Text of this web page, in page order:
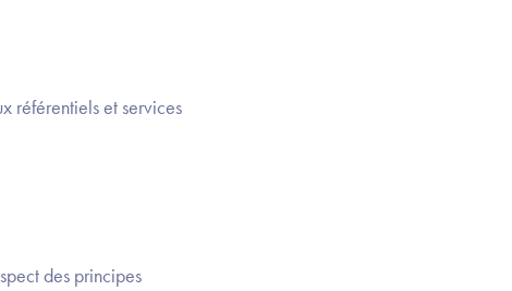
référentiels et services
des principes